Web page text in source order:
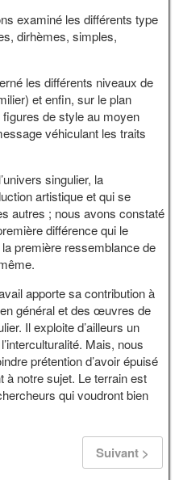
examiné les différents type
dirhèmes, simples,
les différents niveaux de
et enfin, sur le plan
de style au moyen
véhiculant les traits
singulier, la
artistique et qui se
autres ; nous avons constaté
différence qui le
première ressemblance de
apporte sa contribution à
général et des œuvres de
Il exploite d’ailleurs un
Mais, nous
prétention d’avoir épuisé
à notre sujet. Le terrain est
qui voudront bien
Suivant >